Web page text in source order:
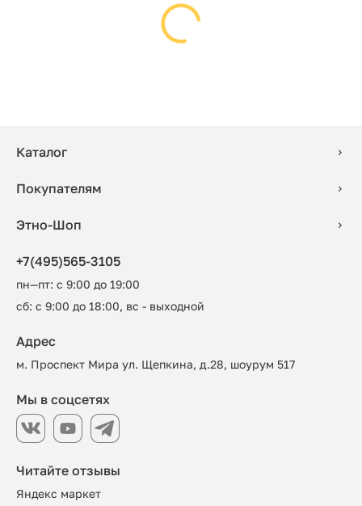
Каталог
Покупателям
Этно-Шоп
+7(495)565-3105
пн—пт: с 9:00 до 19:00
сб: с 9:00 до 18:00, вс - выходной
Читайте отзывы
Яндекс маркет
Адрес
м. Проспект Мира ул. Щепкина, д.28, шоурум 517
Мы в соцсетях